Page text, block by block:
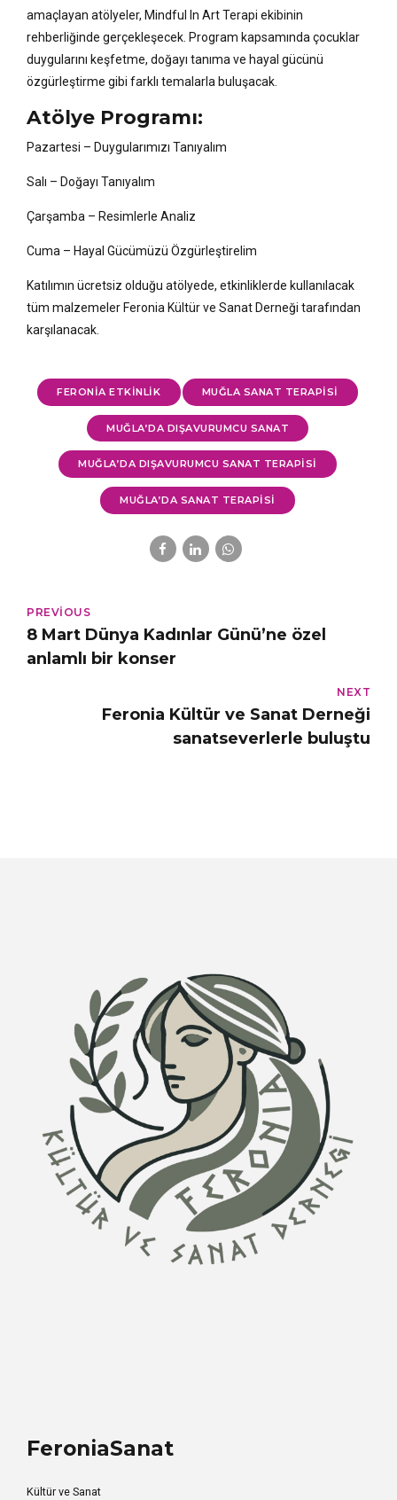
amaçlayan atölyeler, Mindful In Art Terapi ekibinin
rehberliğinde gerçekleşecek. Program kapsamında çocuklar
duygularını keşfetme, doğayı tanıma ve hayal gücünü
özgürleştirme gibi farklı temalarla buluşacak.
Atölye Programı:
Pazartesi – Duygularımızı Tanıyalım
Salı – Doğayı Tanıyalım
Çarşamba – Resimlerle Analiz
Cuma – Hayal Gücümüzü Özgürleştirelim
Katılımın ücretsiz olduğu atölyede, etkinliklerde kullanılacak
tüm malzemeler Feronia Kültür ve Sanat Derneği tarafından
karşılanacak.
FERONIA ETKINLIK MUĞLA SANAT TERAPISI
MUĞLA’DA DIŞAVURUMCU SANAT
MUĞLA’DA DIŞAVURUMCU SANAT TERAPISI
MUĞLA’DA SANAT TERAPISI
PREVIOUS
8 Mart Dünya Kadınlar Günü’ne özel
anlamlı bir konser
NEXT
Feronia Kültür ve Sanat Derneği
sanatseverlerle buluştu
FeroniaSanat
Kültür ve Sanat